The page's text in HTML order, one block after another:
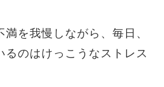
を我慢しながら、毎日、
るのはけっこうなストレス